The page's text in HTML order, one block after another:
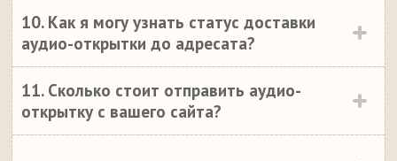
10. Как я могу узнать статус доставки
аудио-открытки до адресата?
11. Сколько стоит отправить аудио-
открытку с вашего сайта?